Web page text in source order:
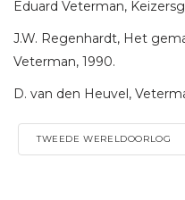
Eduard Veterman,
J.W. Regenhardt, Het
Veterman, 1990.
D. van den Heuvel,
TWEEDE WERELDOORLOG